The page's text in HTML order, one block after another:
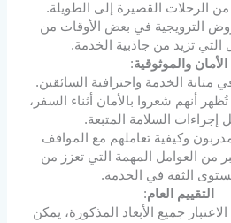
من الرحلات القصيرة إلى الطويلة.
الترويجية في بعض الأوقات من
التي تزيد من جاذبية الخدمة.
الأمان والموثوقية:
متانة الخدمة واحترافية السائقين.
أنهم شعروا بالأمان أثناء السفر،
إجراءات السلامة المتبعة.
وكيفية تعاملهم مع المواقف
من العوامل المهمة التي تعزز من
الثقة في الخدمة.
التقييم العام:
جميع الأبعاد المذكورة، يمكن